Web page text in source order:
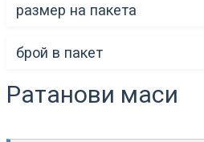
размер на пакета
брой в пакет
Ратанови маси